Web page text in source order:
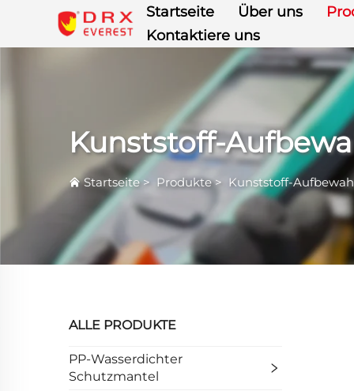
Startseite Über uns
Kontaktiere uns
Kunststoff-
Startseite> Produkte> Kunststoff-
ALLE PRODUKTE
PP-Wasserdichter
Schutzmantel